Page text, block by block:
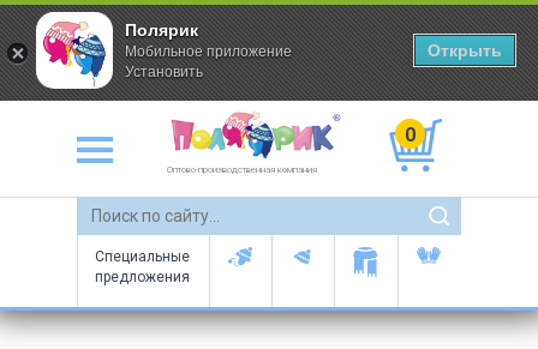
Оптово-производственная компания
0
Специальные
предложения
Полярик
Мобильное приложение
Установить
Открыть